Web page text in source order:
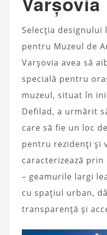
Selecția designului
pentru Muzeul de
Varșovia avea să
specială pentru
muzeul, situat în
Defilad, a urmărit
care să fie un loc
pentru rezidenți și
caracterizează
– geamurile largi
cu spațiul urban,
transparență și